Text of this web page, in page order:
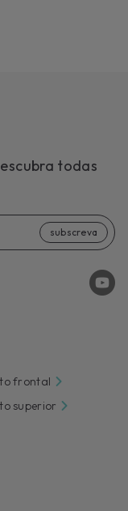
todas
subscreva
frontal
superior